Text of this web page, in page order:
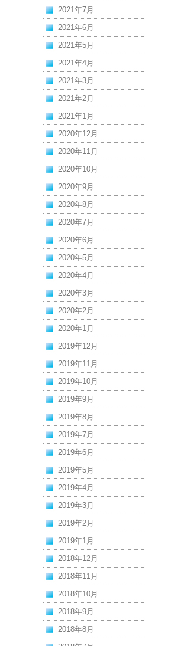
2021年7月
2021年6月
2021年5月
2021年4月
2021年3月
2021年2月
2021年1月
2020年12月
2020年11月
2020年10月
2020年9月
2020年8月
2020年7月
2020年6月
2020年5月
2020年4月
2020年3月
2020年2月
2020年1月
2019年12月
2019年11月
2019年10月
2019年9月
2019年8月
2019年7月
2019年6月
2019年5月
2019年4月
2019年3月
2019年2月
2019年1月
2018年12月
2018年11月
2018年10月
2018年9月
2018年8月